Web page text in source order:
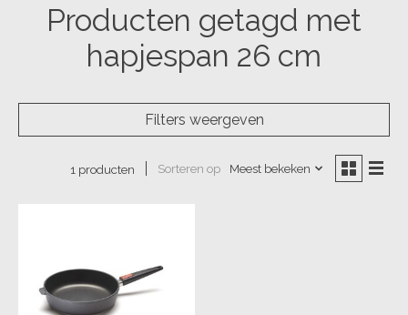
Producten getagd met
hapjespan 26 cm
Filters weergeven
1 producten Sorteren op Meest bekeken